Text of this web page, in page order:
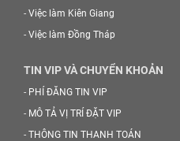
- Việc làm Kiên Giang
- Việc làm Đồng Tháp
TIN VIP VÀ CHUYỂN KHOẢN
- PHÍ ĐĂNG TIN VIP
- MÔ TẢ VỊ TRÍ ĐẶT VIP
- THÔNG TIN THANH TOÁN